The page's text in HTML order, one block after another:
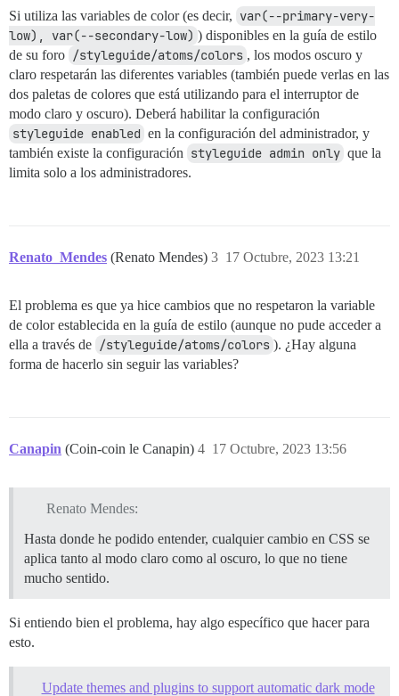
Si utiliza las variables de color (es decir, var(--primary-very-
low), var(--secondary-low) ) disponibles en la guía de estilo
de su foro /styleguide/atoms/colors , los modos oscuro y
claro respetarán las diferentes variables (también puede verlas en las
dos paletas de colores que está utilizando para el interruptor de
modo claro y oscuro). Deberá habilitar la configuración
styleguide enabled en la configuración del administrador, y
también existe la configuración styleguide admin only que la
limita solo a los administradores.
Renato_Mendes (Renato Mendes) 17 Octubre, 2023 13:21
3
El problema es que ya hice cambios que no respetaron la variable
de color establecida en la guía de estilo (aunque no pude acceder a
ella a través de /styleguide/atoms/colors ). ¿Hay alguna
forma de hacerlo sin seguir las variables?
Canapin (Coin-coin le Canapin) 17 Octubre, 2023 13:56
4
Renato Mendes:
Hasta donde he podido entender, cualquier cambio en CSS se
aplica tanto al modo claro como al oscuro, lo que no tiene
mucho sentido.
Si entiendo bien el problema, hay algo específico que hacer para
esto.
Update themes and plugins to support automatic dark mode